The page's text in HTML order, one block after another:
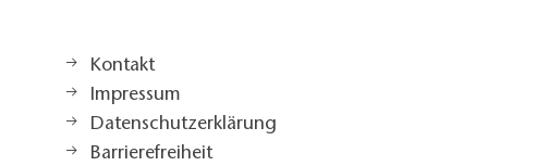
Kontakt
Impressum
Datenschutzerklärung
Barrierefreiheit